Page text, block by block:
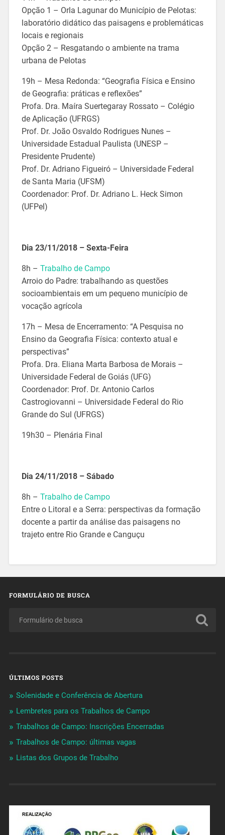
Opção 1 – Orla Lagunar do Município de Pelotas:
laboratório didático das paisagens e problemáticas
locais e regionais
Opção 2 – Resgatando o ambiente na trama
urbana de Pelotas
19h – Mesa Redonda: “Geografia Física e Ensino
de Geografia: práticas e reflexões”
Profa. Dra. Maíra Suertegaray Rossato – Colégio
de Aplicação (UFRGS)
Prof. Dr. João Osvaldo Rodrigues Nunes –
Universidade Estadual Paulista (UNESP –
Presidente Prudente)
Prof. Dr. Adriano Figueiró – Universidade Federal
de Santa Maria (UFSM)
Coordenador: Prof. Dr. Adriano L. Heck Simon
(UFPel)
Dia 23/11/2018 – Sexta-Feira
8h – Trabalho de Campo
Arroio do Padre: trabalhando as questões
socioambientais em um pequeno município de
vocação agrícola
17h – Mesa de Encerramento: “A Pesquisa no
Ensino da Geografia Física: contexto atual e
perspectivas”
Profa. Dra. Eliana Marta Barbosa de Morais –
Universidade Federal de Goiás (UFG)
Coordenador: Prof. Dr. Antonio Carlos
Castrogiovanni – Universidade Federal do Rio
Grande do Sul (UFRGS)
19h30 – Plenária Final
Dia 24/11/2018 – Sábado
8h – Trabalho de Campo
Entre o Litoral e a Serra: perspectivas da formação
docente a partir da análise das paisagens no
trajeto entre Rio Grande e Canguçu
FORMULÁRIO DE BUSCA
ÚLTIMOS POSTS
Solenidade e Conferência de Abertura
Lembretes para os Trabalhos de Campo
Trabalhos de Campo: Inscrições Encerradas
Trabalhos de Campo: últimas vagas
Listas dos Grupos de Trabalho